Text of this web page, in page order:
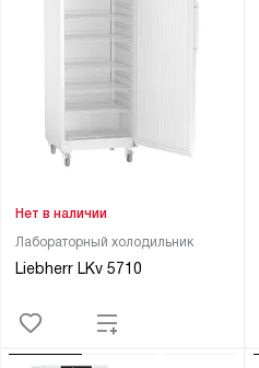
Лабораторный холодильник
Liebherr LKv 5710
Нет в наличии